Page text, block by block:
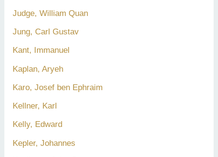
Judge, William Quan
Jung, Carl Gustav
Kant, Immanuel
Kaplan, Aryeh
Karo, Josef ben Ephraim
Kellner, Karl
Kelly, Edward
Kepler, Johannes